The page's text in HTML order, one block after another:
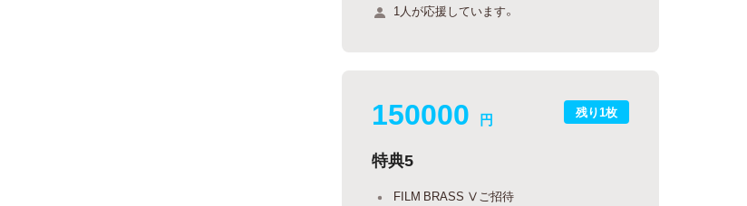
1人が応援しています。
残り1枚
150000 円
特典5
FILM BRASS Ⅴご招待